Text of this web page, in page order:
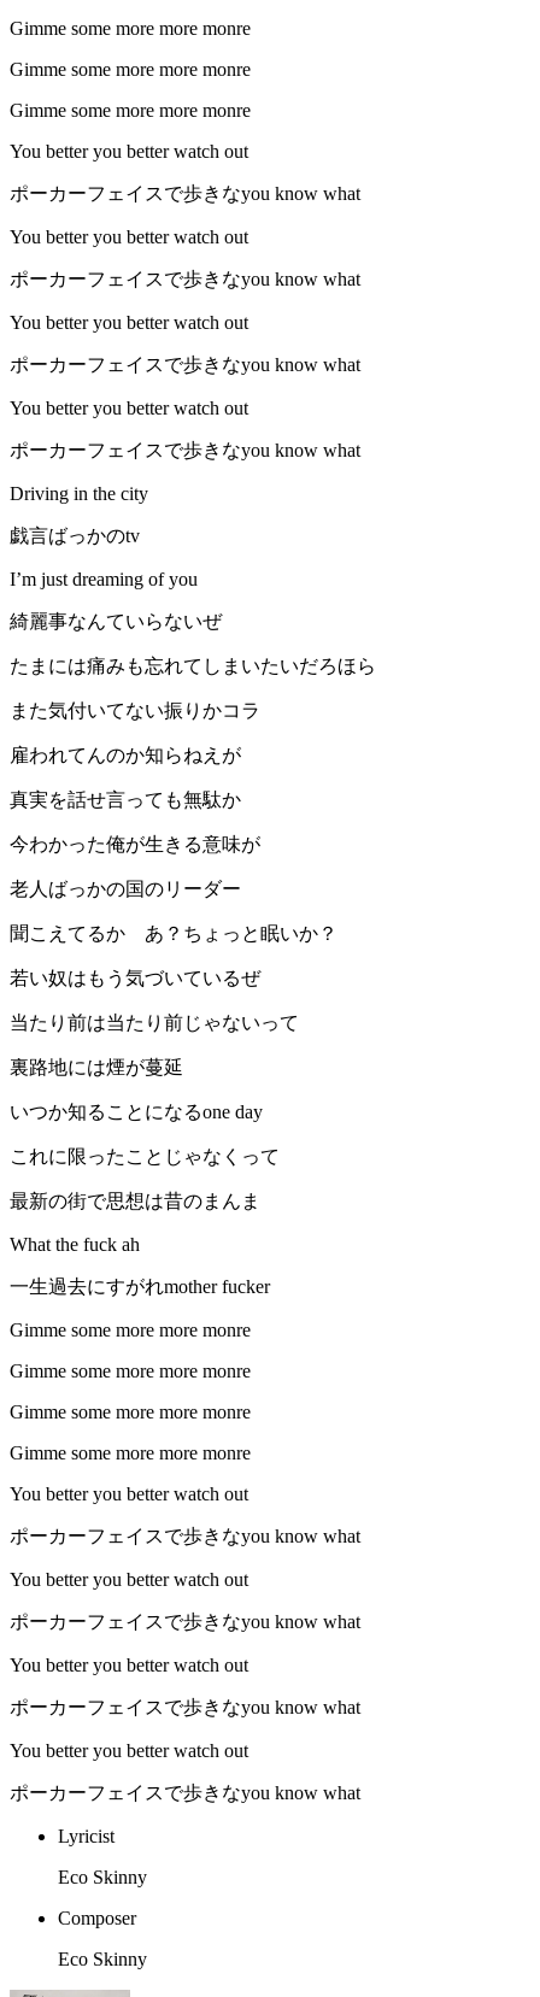
Gimme some more more monre
Gimme some more more monre
Gimme some more more monre
You better you better watch out
ポーカーフェイスで歩きなyou know what
You better you better watch out
ポーカーフェイスで歩きなyou know what
You better you better watch out
ポーカーフェイスで歩きなyou know what
You better you better watch out
ポーカーフェイスで歩きなyou know what
Driving in the city
戯言ばっかのtv
I’m just dreaming of you
綺麗事なんていらないぜ
たまには痛みも忘れてしまいたいだろほら
また気付いてない振りかコラ
雇われてんのか知らねえが
真実を話せ言っても無駄か
今わかった俺が生きる意味が
老人ばっかの国のリーダー
聞こえてるか あ？ちょっと眠いか？
若い奴はもう気づいているぜ
当たり前は当たり前じゃないって
裏路地には煙が蔓延
いつか知ることになるone day
これに限ったことじゃなくって
最新の街で思想は昔のまんま
What the fuck ah
一生過去にすがれmother fucker
Gimme some more more monre
Gimme some more more monre
Gimme some more more monre
Gimme some more more monre
You better you better watch out
ポーカーフェイスで歩きなyou know what
You better you better watch out
ポーカーフェイスで歩きなyou know what
You better you better watch out
ポーカーフェイスで歩きなyou know what
You better you better watch out
ポーカーフェイスで歩きなyou know what
Lyricist
Eco Skinny
Composer
Eco Skinny